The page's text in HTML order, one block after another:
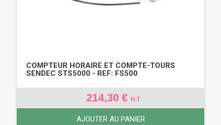
COMPTEUR HORAIRE ET COMPTE-TOURS
SENDEC STS5000 - REF: FS500
214,30 € H.T
AJOUTER AU PANIER